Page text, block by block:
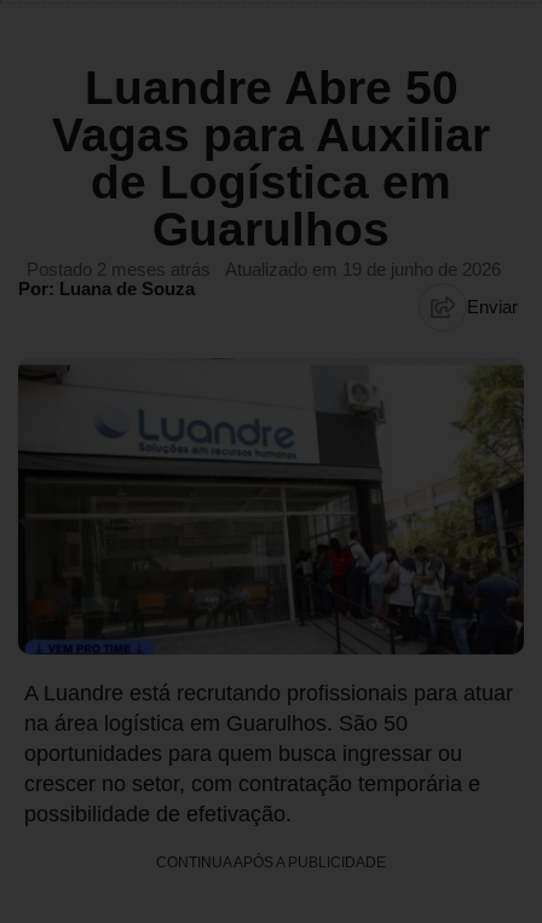
Luandre Abre 50
Vagas para Auxiliar
de Logística em
Guarulhos
Postado 2 meses atrás
Atualizado em 19 de junho de 2026
Por: Luana de Souza
Enviar
A Luandre está recrutando profissionais para atuar
na área logística em Guarulhos. São 50
oportunidades para quem busca ingressar ou
crescer no setor, com contratação temporária e
possibilidade de efetivação.
CONTINUA APÓS A PUBLICIDADE